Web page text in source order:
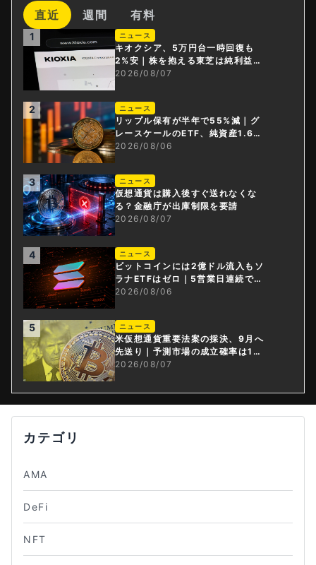
直近 週間 有料
1 ニュース
キオクシア、5万円台一時回復も
2%安｜株を抱える東芝は純利益3
0倍
2026/08/07
2 ニュース
リップル保有が半年で55%減｜グ
レースケールのETF、純資産1.6億
ドル減
2026/08/06
3 ニュース
仮想通貨は購入後すぐ送れなくな
る？金融庁が出庫制限を要請
2026/08/07
4 ニュース
ビットコインには2億ドル流入もソ
ラナETFはゼロ｜5営業日連続で停
止
2026/08/06
5 ニュース
米仮想通貨重要法案の採決、9月へ
先送り｜予測市場の成立確率は1
4%に
2026/08/07
カテゴリ
AMA
DeFi
NFT